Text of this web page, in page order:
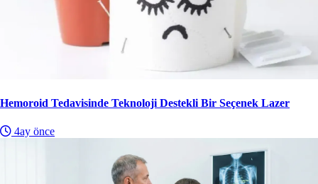
Hemoroid Tedavisinde Teknoloji Destekli Bir Seçenek Lazer
4ay önce